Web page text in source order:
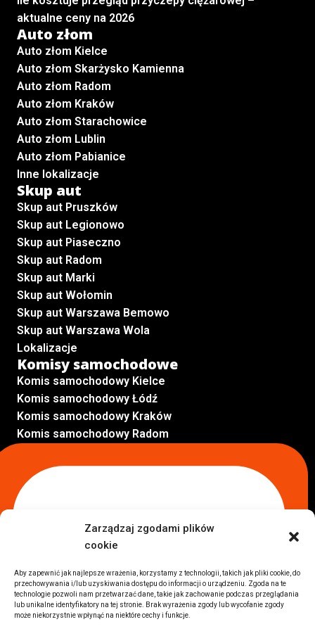
Zarządzaj zgodami plików
cookie
Aby zapewnić jak najlepsze wrażenia, korzystamy z technologii, takich jak pliki cookie, do
przechowywania i/lub uzyskiwania dostępu do informacji o urządzeniu. Zgoda na te
technologie pozwoli nam przetwarzać dane, takie jak zachowanie podczas przeglądania
lub unikalne identyfikatory na tej stronie. Brak wyrażenia zgody lub wycofanie zgody
może niekorzystnie wpłynąć na niektóre cechy i funkcje.
aktualne ceny na 2026
Auto złom
Auto złom Kielce
Auto złom Skarżysko Kamienna
Auto złom Radom
Auto złom Kraków
Auto złom Starachowice
Auto złom Lublin
Auto złom Pabianice
Inne lokalizacje
Skup aut
Skup aut Pruszków
Skup aut Legionowo
Skup aut Piaseczno
Skup aut Radom
Skup aut Marki
Skup aut Wołomin
Skup aut Warszawa Bemowo
Skup aut Warszawa Wola
Lokalizacje
Komisy samochodowe
Komis samochodowy Kielce
Komis samochodowy Łódź
Komis samochodowy Kraków
Komis samochodowy Radom
Komis samochodowy Opole
Komis samochodowy Lublin
Inne Lokalizacje
Auta z USA Rzeszów
Auta z USA Białystok
Auta z USA Kraków
Marki samochodów